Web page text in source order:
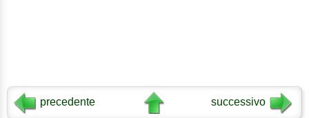
precedente successivo